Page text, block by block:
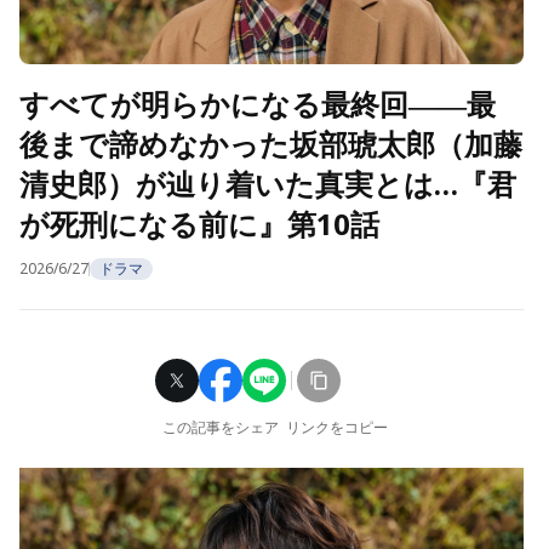
すべてが明らかになる最終回――最
後まで諦めなかった坂部琥太郎（加藤
清史郎）が辿り着いた真実とは…『君
が死刑になる前に』第10話
2026/6/27 ドラマ
この記事をシェア リンクをコピー